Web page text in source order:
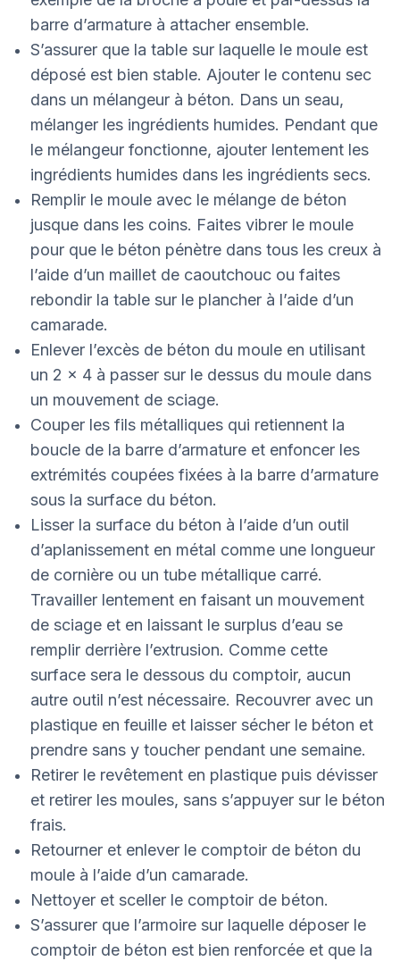
barre d’armature à attacher ensemble.
S’assurer que la table sur laquelle le moule est
déposé est bien stable. Ajouter le contenu sec
dans un mélangeur à béton. Dans un seau,
mélanger les ingrédients humides. Pendant que
le mélangeur fonctionne, ajouter lentement les
ingrédients humides dans les ingrédients secs.
Remplir le moule avec le mélange de béton
jusque dans les coins. Faites vibrer le moule
pour que le béton pénètre dans tous les creux à
l’aide d’un maillet de caoutchouc ou faites
rebondir la table sur le plancher à l’aide d’un
camarade.
Enlever l’excès de béton du moule en utilisant
un 2 x 4 à passer sur le dessus du moule dans
un mouvement de sciage.
Couper les fils métalliques qui retiennent la
boucle de la barre d’armature et enfoncer les
extrémités coupées fixées à la barre d’armature
sous la surface du béton.
Lisser la surface du béton à l’aide d’un outil
d’aplanissement en métal comme une longueur
de cornière ou un tube métallique carré.
Travailler lentement en faisant un mouvement
de sciage et en laissant le surplus d’eau se
remplir derrière l’extrusion. Comme cette
surface sera le dessous du comptoir, aucun
autre outil n’est nécessaire. Recouvrer avec un
plastique en feuille et laisser sécher le béton et
prendre sans y toucher pendant une semaine.
Retirer le revêtement en plastique puis dévisser
et retirer les moules, sans s’appuyer sur le béton
frais.
Retourner et enlever le comptoir de béton du
moule à l’aide d’un camarade.
Nettoyer et sceller le comptoir de béton.
S’assurer que l’armoire sur laquelle déposer le
comptoir de béton est bien renforcée et que la